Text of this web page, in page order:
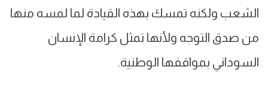
الشعب ولكنه تمسك بهذه القيادة لما لمسه منها
من صدق التوجه ولأنها تمثل كرامة الإنسان
السوداني بمواقفها الوطنية.